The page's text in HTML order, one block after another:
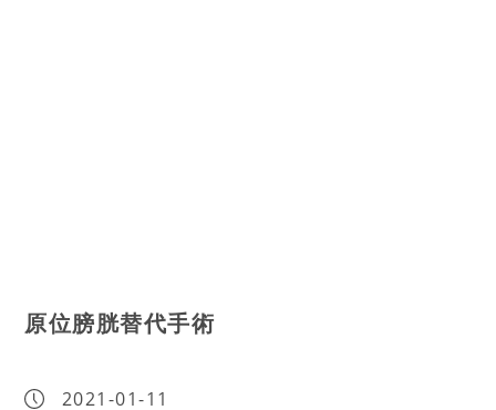
原位膀胱替代手術
2021-01-11